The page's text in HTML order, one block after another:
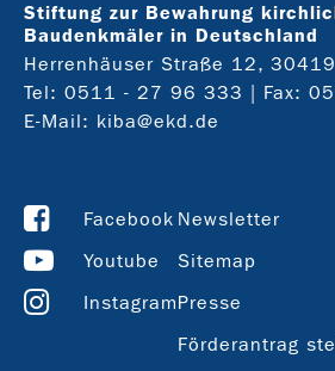
Stiftung zur Bewahrung
Baudenkmäler in Deutschland
Herrenhäuser Straße 12,
Tel: 0511 - 27 96 333 | Fax:
E-Mail: kiba@ekd.de
Facebook
Youtube
Instagram
Newsletter
Sitemap
Presse
Förderantrag